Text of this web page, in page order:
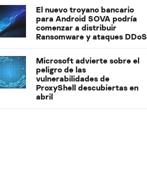
El nuevo troyano bancario
para Android SOVA podría
comenzar a distribuir
Ransomware y ataques DDoS
Microsoft advierte sobre el
peligro de las
vulnerabilidades de
ProxyShell descubiertas en
abril